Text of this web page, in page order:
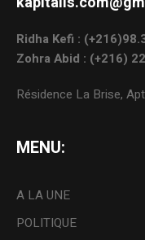
Ridha Kefi :
Zohra Abid : (+216)
Résidence La Brise,
MENU:
A LA UNE
POLITIQUE